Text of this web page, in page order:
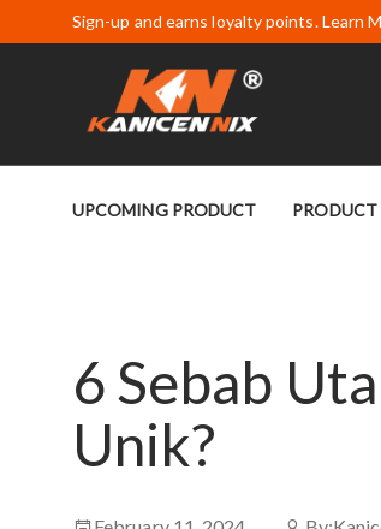
Sign-up and earns loyalty points. Learn
UPCOMING PRODUCT PRODUCT
6 Sebab
Unik?